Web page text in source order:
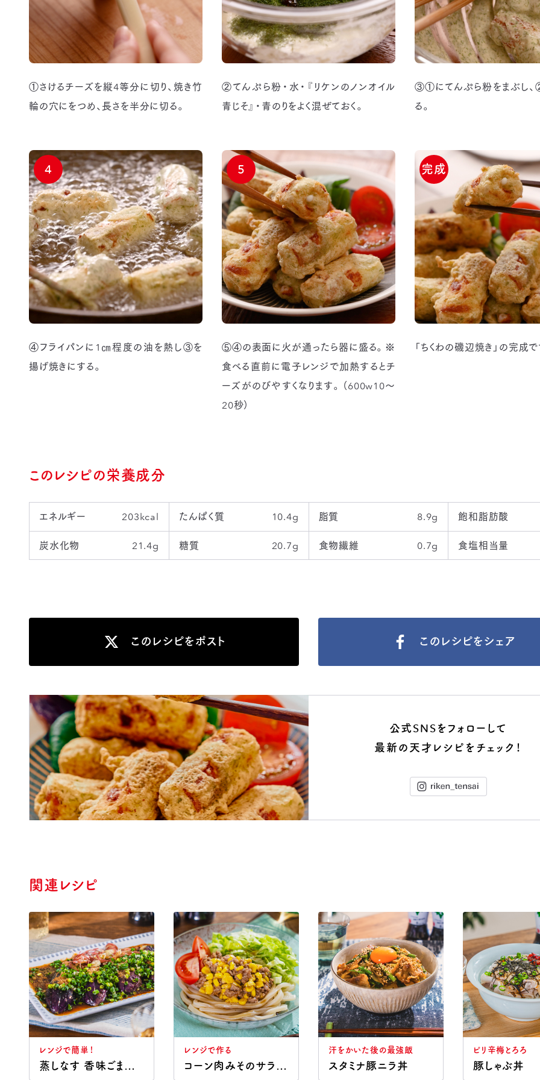
①さけるチーズを縦4等分に切り、焼き竹
輪の穴にをつめ、長さを半分に切る。
②てんぷら粉・水・『リケンのノンオイル
青じそ』・青のりをよく混ぜておく。
③①にてんぷら粉をまぶし、
る。
④フライパンに1㎝程度の油を熱し③を
揚げ焼きにする。
4
⑤④の表面に火が通ったら器に盛る。※
食べる直前に電子レンジで加熱するとチ
ーズがのびやすくなります。（600w10～
20秒）
5
「ちくわの磯辺焼き」の完成で
完成
このレシピの栄養成分
エネルギー 203kcal たんぱく質 10.4g 脂質 8.9g 飽和脂肪酸
炭水化物 21.4g 糖質 20.7g 食物繊維 0.7g 食塩相当量
このレシピをポスト このレシピをシェア
公式SNSをフォローして
最新の天才レシピをチェック！
関連レシピ
レンジで簡単！
蒸しなす 香味ごまだれ
レンジで作る
コーン肉みそのサラダうどん
汗をかいた後の最強飯
スタミナ豚ニラ丼
ピリ辛梅とろろ
豚しゃぶ丼